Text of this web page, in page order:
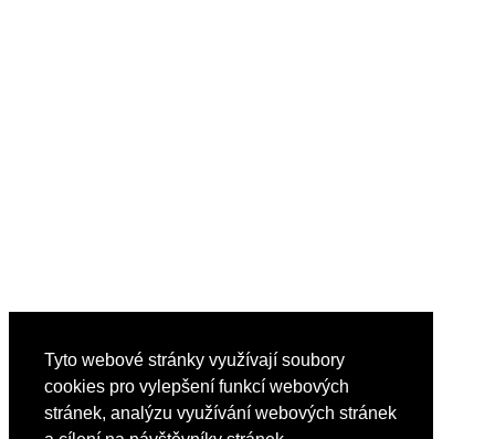
Tyto webové stránky využívají soubory
cookies pro vylepšení funkcí webových
stránek, analýzu využívání webových stránek